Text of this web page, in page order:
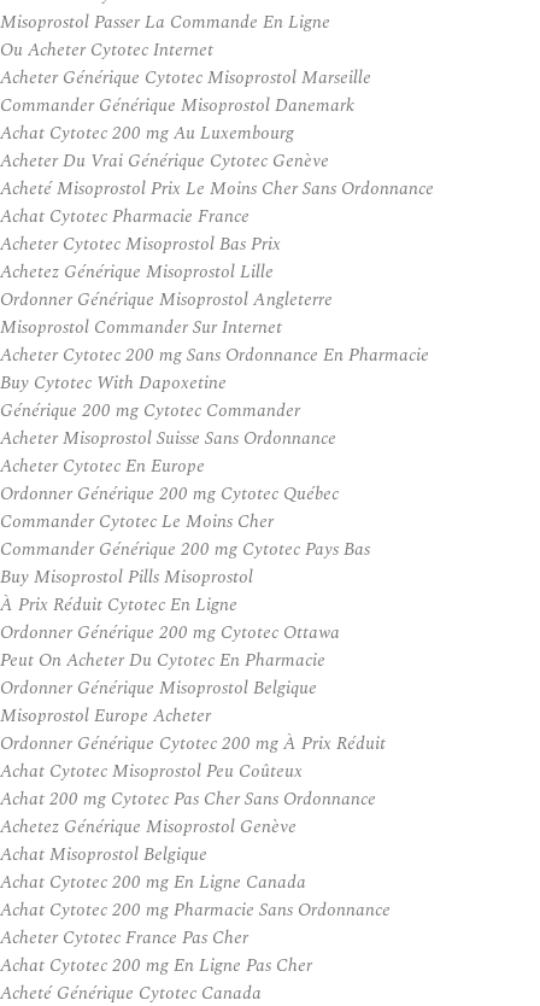
Misoprostol Passer La Commande En Ligne
Ou Acheter Cytotec Internet
Acheter Générique Cytotec Misoprostol Marseille
Commander Générique Misoprostol Danemark
Achat Cytotec 200 mg Au Luxembourg
Acheter Du Vrai Générique Cytotec Genève
Acheté Misoprostol Prix Le Moins Cher Sans Ordonnance
Achat Cytotec Pharmacie France
Acheter Cytotec Misoprostol Bas Prix
Achetez Générique Misoprostol Lille
Ordonner Générique Misoprostol Angleterre
Misoprostol Commander Sur Internet
Acheter Cytotec 200 mg Sans Ordonnance En Pharmacie
Buy Cytotec With Dapoxetine
Générique 200 mg Cytotec Commander
Acheter Misoprostol Suisse Sans Ordonnance
Acheter Cytotec En Europe
Ordonner Générique 200 mg Cytotec Québec
Commander Cytotec Le Moins Cher
Commander Générique 200 mg Cytotec Pays Bas
Buy Misoprostol Pills Misoprostol
À Prix Réduit Cytotec En Ligne
Ordonner Générique 200 mg Cytotec Ottawa
Peut On Acheter Du Cytotec En Pharmacie
Ordonner Générique Misoprostol Belgique
Misoprostol Europe Acheter
Ordonner Générique Cytotec 200 mg À Prix Réduit
Achat Cytotec Misoprostol Peu Coûteux
Achat 200 mg Cytotec Pas Cher Sans Ordonnance
Achetez Générique Misoprostol Genève
Achat Misoprostol Belgique
Achat Cytotec 200 mg En Ligne Canada
Achat Cytotec 200 mg Pharmacie Sans Ordonnance
Acheter Cytotec France Pas Cher
Achat Cytotec 200 mg En Ligne Pas Cher
Acheté Générique Cytotec Canada